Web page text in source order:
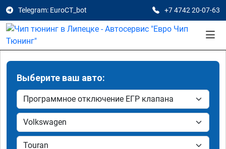
Telegram: EuroCT_bot +7 4742 20-07-63
Выберите ваш авто: